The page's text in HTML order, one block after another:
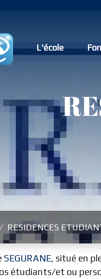
L'école
RESIDENCES
SEGURANE, situé en
étudiants/et ou